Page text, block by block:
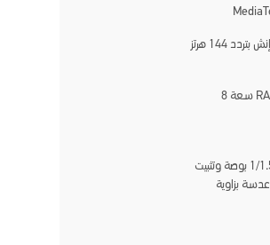
شاشة AMOLED منحنية مقاس 6.78 إنش بتردد 144 هرتز
256 جيجابايت + 16 جيجابايت* (ذاكرة RAM سعة 8
الخلفية: 50 ميجابكسل مع مستشعر 1/1.56 بوصة وتثبيت
بصري+50 ميجابكسل مع تكبير فائق 3x عدسة بزاوية